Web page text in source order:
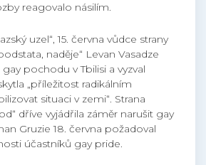
reagovalo násilím.
uzel“, 15. června vůdce strany
naděje“ Levan Vasadze
pochodu v Tbilisi a vyzval
„příležitost radikálním
situaci v zemi“. Strana
dříve vyjádřila záměr narušit gay
Gruzie 18. června požadoval
účastníků gay pride.